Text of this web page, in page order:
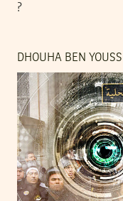
?
DHOUHA BEN